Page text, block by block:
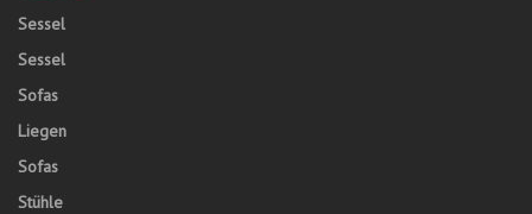
Sessel
Sessel
Sofas
Liegen
Sofas
Stühle